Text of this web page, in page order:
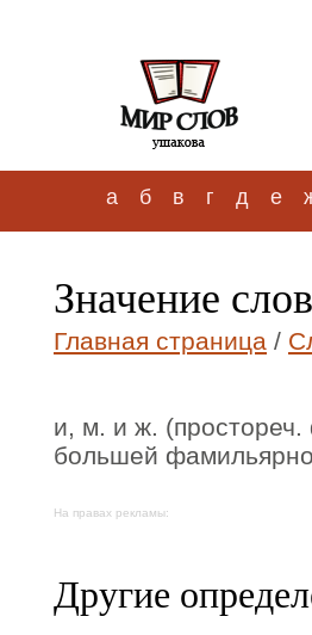
а б в г д е
Значение
Главная страница /
и, м. и ж.
большей
На правах рекламы:
Другие